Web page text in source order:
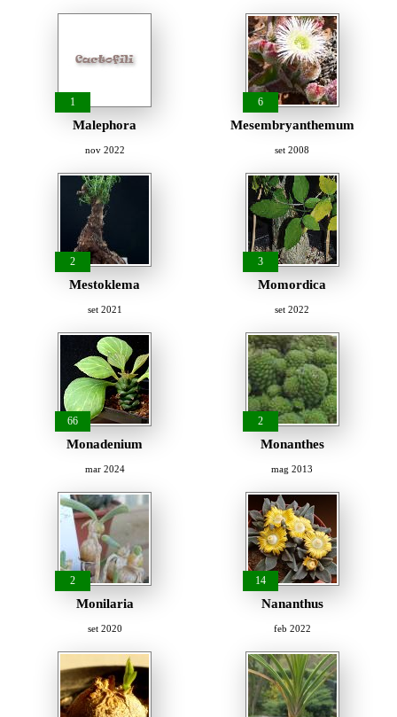
1
Malephora
nov 2022
6
Mesembryanthemum
set 2008
2
Mestoklema
set 2021
3
Momordica
set 2022
66
Monadenium
mar 2024
2
Monanthes
mag 2013
2
Monilaria
set 2020
14
Nananthus
feb 2022